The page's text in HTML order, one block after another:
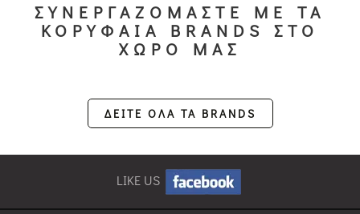
ΣΥΝΕΡΓΑΖΟΜΑΣΤΕ ΜΕ ΤΑ
ΚΟΡΥΦΑΙΑ BRANDS ΣΤΟ
ΧΩΡΟ ΜΑΣ
ΔΕΙΤΕ ΟΛΑ ΤΑ BRANDS
LIKE US